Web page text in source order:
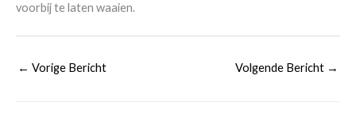
voorbij te laten waaien.
← Vorige Bericht Volgende Bericht →